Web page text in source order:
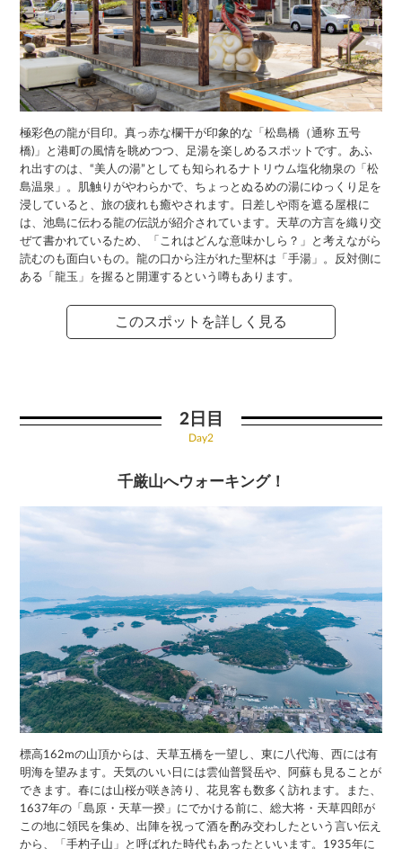
極彩色の龍が目印。真っ赤な欄干が印象的な「松島橋（通称 五号
橋)」と港町の風情を眺めつつ、足湯を楽しめるスポットです。あふ
れ出すのは、“美人の湯”としても知られるナトリウム塩化物泉の「松
島温泉」。肌触りがやわらかで、ちょっとぬるめの湯にゆっくり足を
浸していると、旅の疲れも癒やされます。日差しや雨を遮る屋根に
は、池島に伝わる龍の伝説が紹介されています。天草の方言を織り交
ぜて書かれているため、「これはどんな意味かしら？」と考えながら
読むのも面白いもの。龍の口から注がれた聖杯は「手湯」。反対側に
ある「龍玉」を握ると開運するという噂もあります。
このスポットを詳しく見る
2日目
Day2
千厳山へウォーキング！
標高162mの山頂からは、天草五橋を一望し、東に八代海、西には有
明海を望みます。天気のいい日には雲仙普賢岳や、阿蘇も見ることが
できます。春には山桜が咲き誇り、花見客も数多く訪れます。また、
1637年の「島原・天草一揆」にでかける前に、総大将・天草四郎が
この地に領民を集め、出陣を祝って酒を酌み交わしたという言い伝え
から、「手杓子山」と呼ばれた時代もあったといいます。1935年に